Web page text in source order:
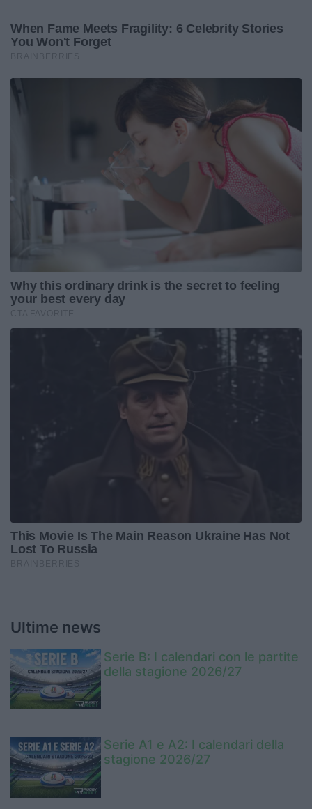
Ultime news
Serie B: I calendari con le partite
della stagione 2026/27
Serie A1 e A2: I calendari della
stagione 2026/27